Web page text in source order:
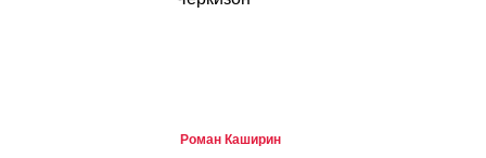
Роман Каширин